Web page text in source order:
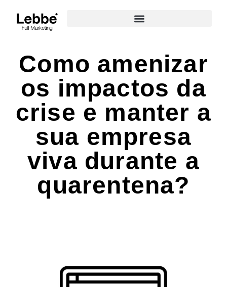
Como amenizar
os impactos da
crise e manter a
sua empresa
viva durante a
quarentena?